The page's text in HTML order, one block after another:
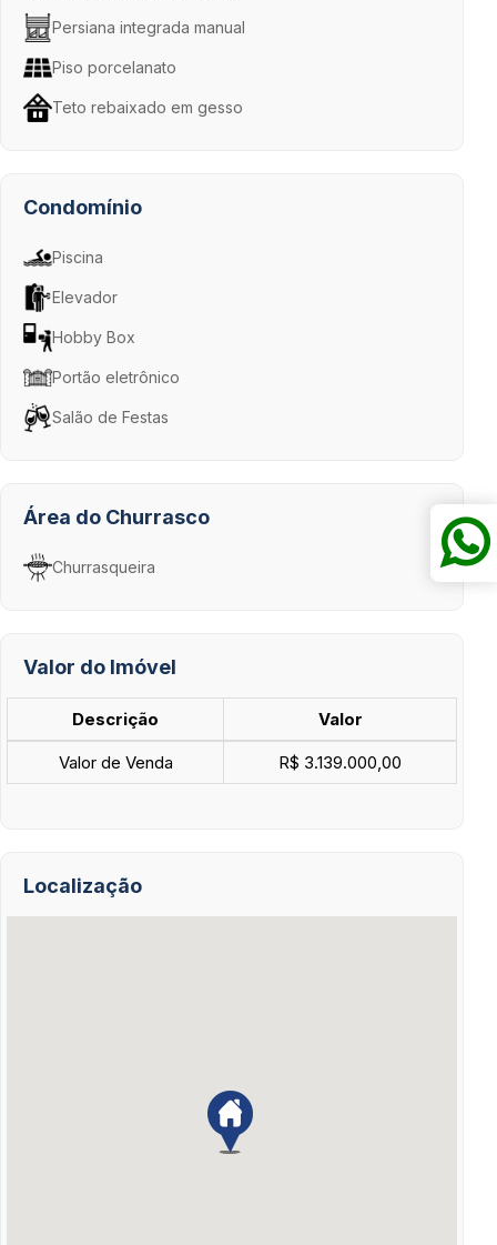
Persiana integrada manual
Piso porcelanato
Teto rebaixado em gesso
Condomínio
Piscina
Elevador
Hobby Box
Portão eletrônico
Salão de Festas
Área do Churrasco
Churrasqueira
Valor do Imóvel
Descrição Valor
Valor de Venda R$ 3.139.000,00
Localização